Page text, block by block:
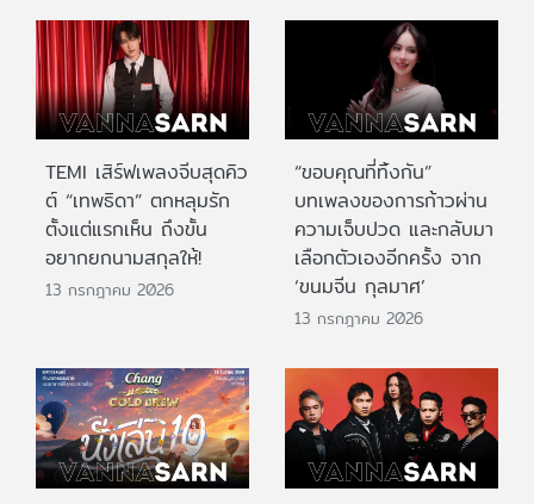
TEMI เสิร์ฟเพลงจีบสุดคิว
ต์ “เทพธิดา” ตกหลุมรัก
ตั้งแต่แรกเห็น ถึงขั้น
อยากยกนามสกุลให้!
13 กรกฎาคม 2026
“ขอบคุณที่ทิ้งกัน”
บทเพลงของการก้าวผ่าน
ความเจ็บปวด และกลับมา
เลือกตัวเองอีกครั้ง จาก
‘ขนมจีน กุลมาศ’
13 กรกฎาคม 2026